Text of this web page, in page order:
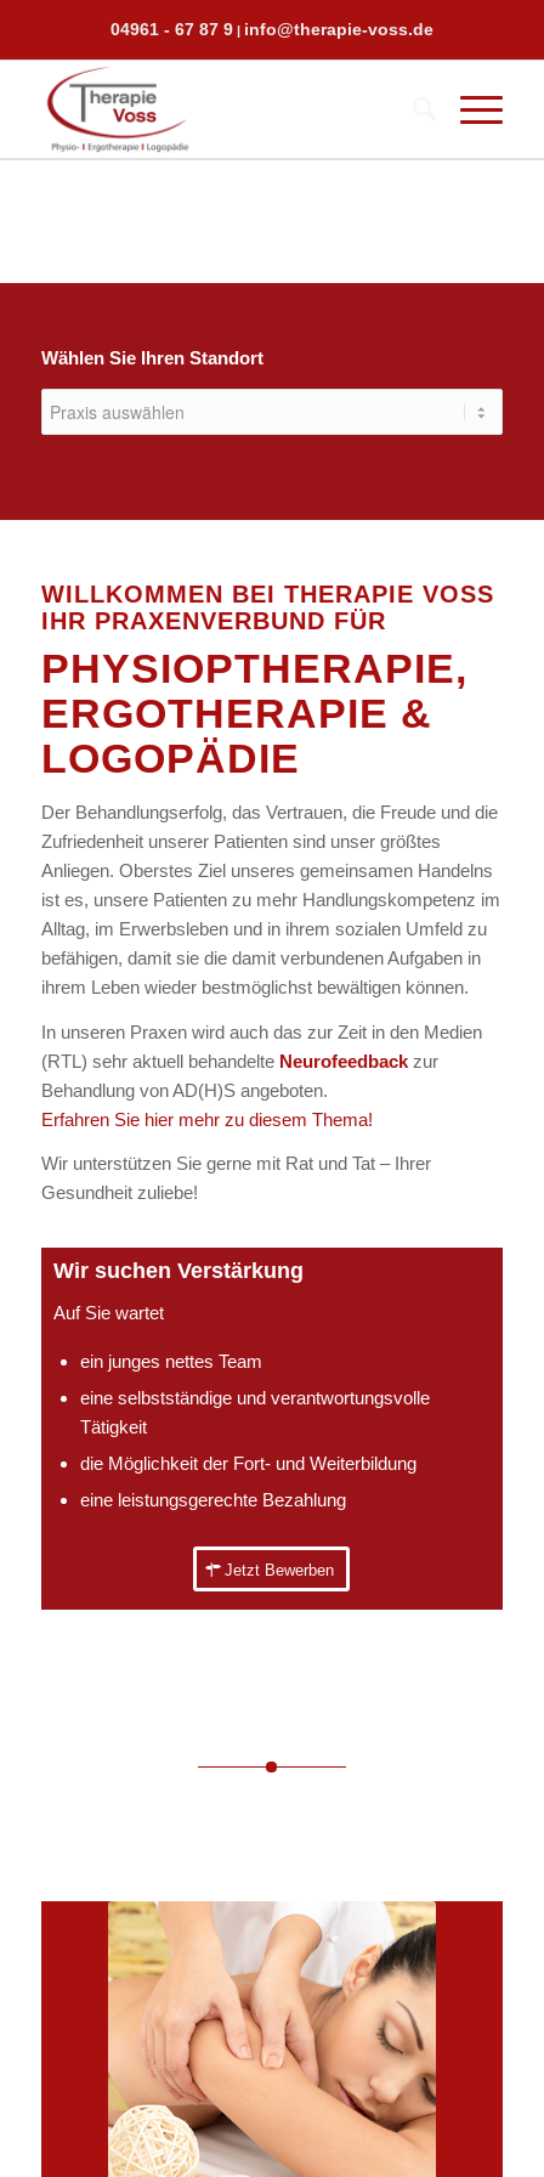
04961 - 67 87 9| info@therapie-voss.de
Wählen Sie Ihren Standort
WILLKOMMEN BEI THERAPIE VOSS
IHR PRAXENVERBUND FÜR
PHYSIOPTHERAPIE,
ERGOTHERAPIE &
LOGOPÄDIE
Der Behandlungserfolg, das Vertrauen, die Freude und die
Zufriedenheit unserer Patienten sind unser größtes
Anliegen. Oberstes Ziel unseres gemeinsamen Handelns
ist es, unsere Patienten zu mehr Handlungskompetenz im
Alltag, im Erwerbsleben und in ihrem sozialen Umfeld zu
befähigen, damit sie die damit verbundenen Aufgaben in
ihrem Leben wieder bestmöglichst bewältigen können.
In unseren Praxen wird auch das zur Zeit in den Medien
(RTL) sehr aktuell behandelte Neurofeedbackzur
Behandlung von AD(H)S angeboten.
Erfahren Sie hier mehr zu diesem Thema!
Wir unterstützen Sie gerne mit Rat und Tat – Ihrer
Gesundheit zuliebe!
Wir suchen Verstärkung
Auf Sie wartet
ein junges nettes Team
eine selbstständige und verantwortungsvolle
Tätigkeit
die Möglichkeit der Fort- und Weiterbildung
eine leistungsgerechte Bezahlung
Jetzt Bewerben